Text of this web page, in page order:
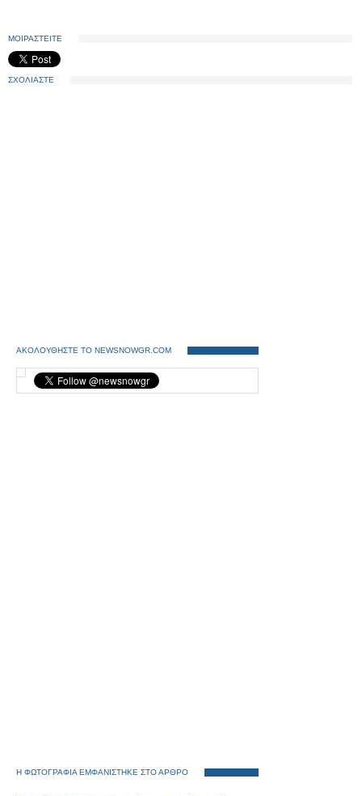
ΜΟΙΡΑΣΤΕΙΤΕ
ΣΧΟΛΙΑΣΤΕ
ΑΚΟΛΟΥΘΗΣΤΕ ΤΟ NEWSNOWGR.COM
Η ΦΩΤΟΓΡΑΦΙΑ ΕΜΦΑΝΙΣΤΗΚΕ ΣΤΟ ΑΡΘΡΟ